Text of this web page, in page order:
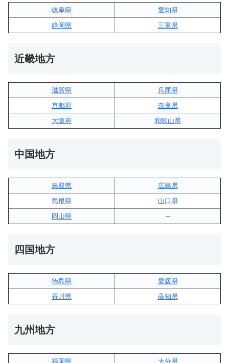
岐阜県
愛知県
静岡県
三重県
近畿地方
滋賀県
兵庫県
京都府
奈良県
大阪府
和歌山県
中国地方
鳥取県
広島県
島根県
山口県
岡山県
–
四国地方
徳島県
愛媛県
香川県
高知県
九州地方
福岡県 大分県